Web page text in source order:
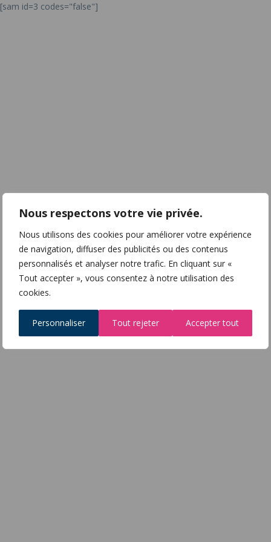
Nous respectons votre vie privée.
Nous utilisons des cookies pour améliorer votre expérience
de navigation, diffuser des publicités ou des contenus
personnalisés et analyser notre trafic. En cliquant sur «
Tout accepter », vous consentez à notre utilisation des
cookies.
Personnaliser Tout rejeter Accepter tout
[sam id=3 codes="false"]